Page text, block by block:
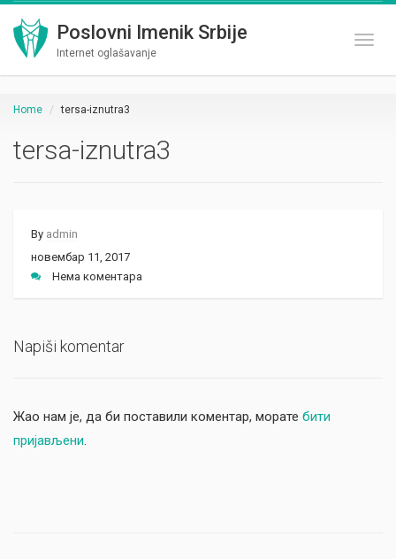
Poslovni Imenik Srbije
Internet oglašavanje
Home tersa-iznutra3
tersa-iznutra3
By admin
новембар 11, 2017
Нема коментара
Napiši komentar
Жао нам је, да би поставили коментар, морате бити
пријављени.